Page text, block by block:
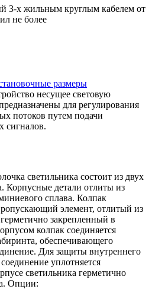
3-х жильным круглым кабелем от
не более
размеры
несущее световую
для регулирования
потоков путем подачи
сигналов.
светильника состоит из двух
Корпусные детали отлиты из
сплава. Колпак
элемент, отлитый из
закрепленный в
колпак соединяется
обеспечивающего
Для защиты внутреннего
уплотняется
светильника герметично
Опции: